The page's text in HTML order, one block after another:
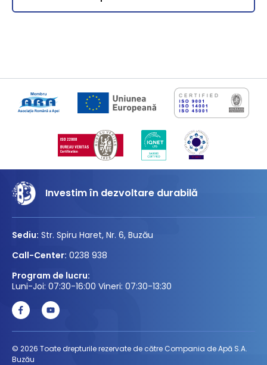
Investim în dezvoltare durabilă
Sediu: Str. Spiru Haret, Nr. 6, Buzău
Call-Center: 0238 938
Program de lucru:
Luni-Joi: 07:30-16:00 Vineri: 07:30-13:30
© 2026 Toate drepturile rezervate de către Compania de Apă S.A.
Buzău